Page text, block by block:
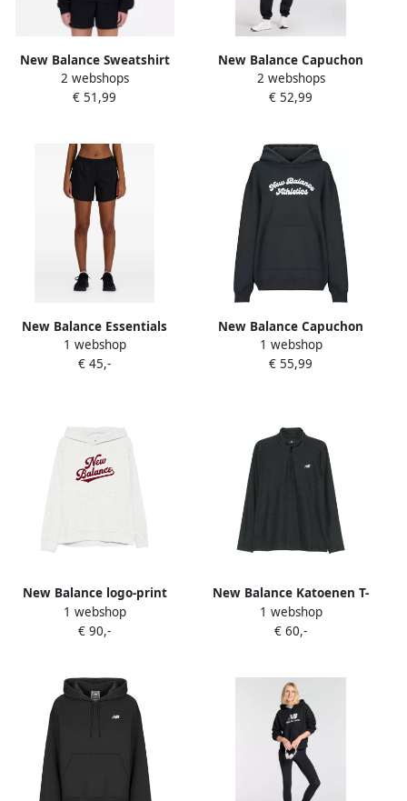
New Balance Sweatshirt
SPORT ESSENTIALS FRENCH
TERRY CREW
2 webshops
€ 51,99
New Balance Capuchon
sweaters Sweat à capuche
Sport Essentials French
2 webshops
€ 52,99
New Balance Essentials
fleece sweater met ronde
hals Grijs
1 webshop
€ 45,-
New Balance Capuchon
sweaters LINEAR HERITAGE
FLEECE LONG HOODIE
1 webshop
€ 55,99
New Balance logo-print
cotton T-shirt Roze
1 webshop
€ 90,-
New Balance Katoenen T-
shirt met geborduurd logo
Zwart
1 webshop
€ 60,-